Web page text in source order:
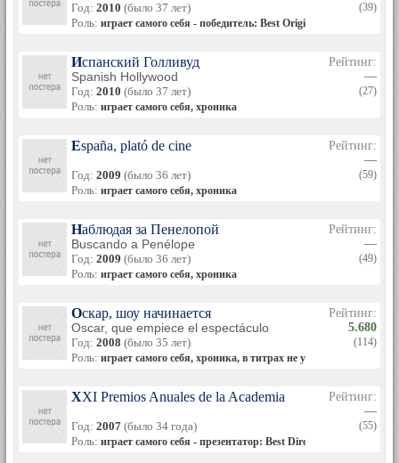
Год: 2010 (было 37 лет)
Роль: играет самого себя - победитель: Best Original Screenplay &
(39)
Испанский Голливуд
Spanish Hollywood
Год: 2010 (было 37 лет)
Роль: играет самого себя, хроника
Рейтинг:
—
(27)
España, plató de cine
Год: 2009 (было 36 лет)
Роль: играет самого себя, хроника
Рейтинг:
—
(59)
Наблюдая за Пенелопой
Buscando a Penélope
Год: 2009 (было 36 лет)
Роль: играет самого себя, хроника
Рейтинг:
—
(49)
Оскар, шоу начинается
Oscar, que empiece el espectáculo
Год: 2008 (было 35 лет)
Роль: играет самого себя, хроника, в титрах не указан
Рейтинг:
5.680
(114)
XXI Premios Anuales de la Academia
Год: 2007 (было 34 года)
Роль: играет самого себя - презентатор: Best Director
Рейтинг:
—
(55)